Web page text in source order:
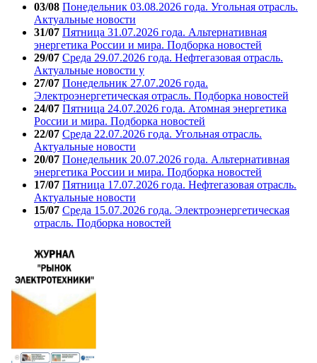
03/08 Понедельник 03.08.2026 года. Угольная отрасль.
Актуальные новости
31/07 Пятница 31.07.2026 года. Альтернативная
энергетика России и мира. Подборка новостей
29/07 Среда 29.07.2026 года. Нефтегазовая отрасль.
Актуальные новости у
27/07 Понедельник 27.07.2026 года.
Электроэнергетическая отрасль. Подборка новостей
24/07 Пятница 24.07.2026 года. Атомная энергетика
России и мира. Подборка новостей
22/07 Среда 22.07.2026 года. Угольная отрасль.
Актуальные новости
20/07 Понедельник 20.07.2026 года. Альтернативная
энергетика России и мира. Подборка новостей
17/07 Пятница 17.07.2026 года. Нефтегазовая отрасль.
Актуальные новости
15/07 Среда 15.07.2026 года. Электроэнергетическая
отрасль. Подборка новостей